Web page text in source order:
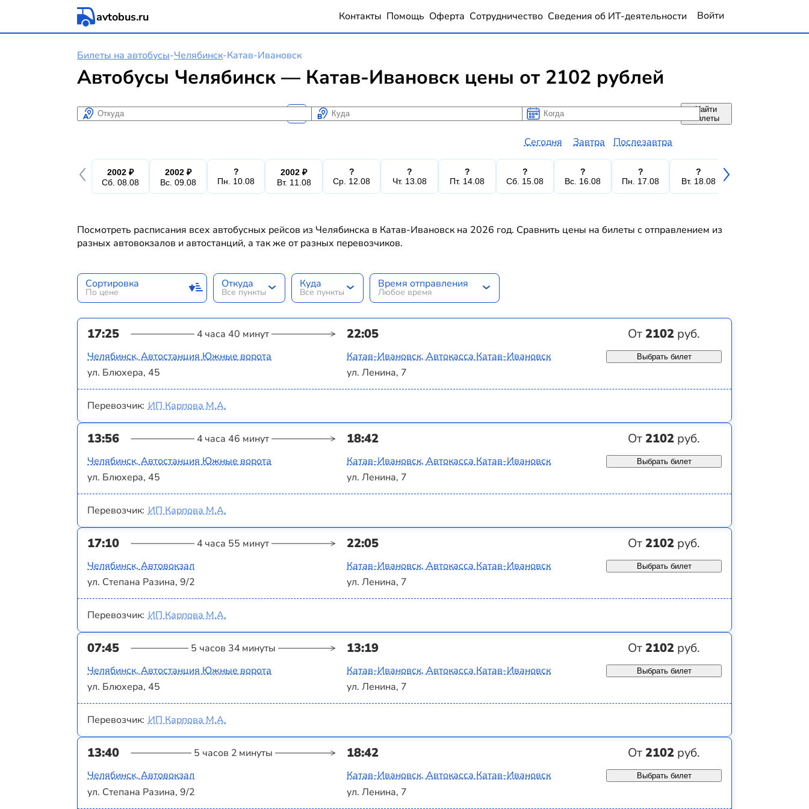
avtobus.ru Контакты Помощь Оферта Сотрудничество Сведения об ИТ-деятельности Войти
Билеты на автобусы-Челябинск-Катав-Ивановск
Автобусы Челябинск — Катав-Ивановск цены от 2102 рублей
Откуда Куда Когда
Когда
Сегодня Завтра Послезавтра
Найти
билеты
2002 ₽
Сб. 08.08
2002 ₽
Вс. 09.08
?
Пн. 10.08
2002 ₽
Вт. 11.08
?
Ср. 12.08
?
Чт. 13.08
?
Пт. 14.08
?
Сб. 15.08
?
Вс. 16.08
?
Пн. 17.08
?
Вт. 18.08
Посмотреть расписания всех автобусных рейсов из Челябинска в Катав-Ивановск на 2026 год. Сравнить цены на билеты с отправлением из
разных автовокзалов и автостанций, а так же от разных перевозчиков.
Сортировка
По цене
Откуда
Все пункты
Куда
Все пункты
Время отправления
Любое время
17:25 4 часа 40 минут 22:05 От2102 руб.
Челябинск, Автостанция Южные ворота
ул. Блюхера, 45
Катав-Ивановск, Автокасса Катав-Ивановск
ул. Ленина, 7
Выбрать билет
Перевозчик: ИП Карпова М.А.
13:56 4 часа 46 минут 18:42 От2102 руб.
Челябинск, Автостанция Южные ворота
ул. Блюхера, 45
Катав-Ивановск, Автокасса Катав-Ивановск
ул. Ленина, 7
Выбрать билет
Перевозчик: ИП Карпова М.А.
17:10 4 часа 55 минут 22:05 От2102 руб.
Челябинск, Автовокзал
ул. Степана Разина, 9/2
Катав-Ивановск, Автокасса Катав-Ивановск
ул. Ленина, 7
Выбрать билет
Перевозчик: ИП Карпова М.А.
07:45 5 часов 34 минуты 13:19 От2102 руб.
Челябинск, Автостанция Южные ворота
ул. Блюхера, 45
Катав-Ивановск, Автокасса Катав-Ивановск
ул. Ленина, 7
Выбрать билет
Перевозчик: ИП Карпова М.А.
13:40 5 часов 2 минуты 18:42 От2102 руб.
Челябинск, Автовокзал
ул. Степана Разина, 9/2
Катав-Ивановск, Автокасса Катав-Ивановск
ул. Ленина, 7
Выбрать билет